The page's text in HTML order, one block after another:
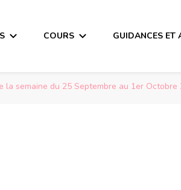
COURS GUIDANCES ET
la semaine du 25 Septembre au 1er